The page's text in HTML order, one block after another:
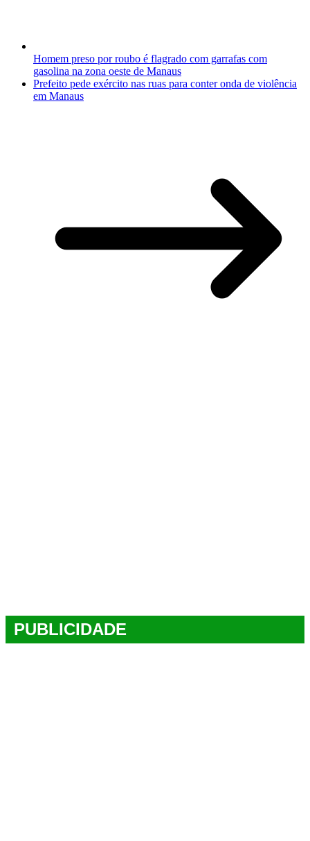
Homem preso por roubo é flagrado com garrafas com
gasolina na zona oeste de Manaus
Prefeito pede exército nas ruas para conter onda de violência
em Manaus
PUBLICIDADE